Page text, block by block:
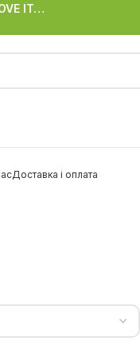
IT…
Доставка і оплата